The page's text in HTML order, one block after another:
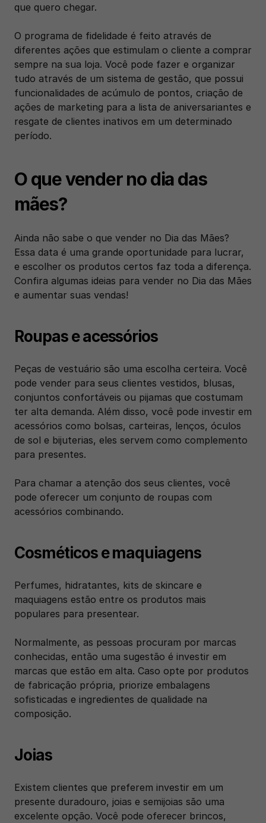
que quero chegar.
O programa de fidelidade é feito através de
diferentes ações que estimulam o cliente a comprar
sempre na sua loja. Você pode fazer e organizar
tudo através de um sistema de gestão, que possui
funcionalidades de acúmulo de pontos, criação de
ações de marketing para a lista de aniversariantes e
resgate de clientes inativos em um determinado
período.
O que vender no dia das
mães?
Ainda não sabe o que vender no Dia das Mães?
Essa data é uma grande oportunidade para lucrar,
e escolher os produtos certos faz toda a diferença.
Confira algumas ideias para vender no Dia das Mães
e aumentar suas vendas!
Roupas e acessórios
Peças de vestuário são uma escolha certeira. Você
pode vender para seus clientes vestidos, blusas,
conjuntos confortáveis ou pijamas que costumam
ter alta demanda. Além disso, você pode investir em
acessórios como bolsas, carteiras, lenços, óculos
de sol e bijuterias, eles servem como complemento
para presentes.
Para chamar a atenção dos seus clientes, você
pode oferecer um conjunto de roupas com
acessórios combinando.
Cosméticos e maquiagens
Perfumes, hidratantes, kits de skincare e
maquiagens estão entre os produtos mais
populares para presentear.
Normalmente, as pessoas procuram por marcas
conhecidas, então uma sugestão é investir em
marcas que estão em alta. Caso opte por produtos
de fabricação própria, priorize embalagens
sofisticadas e ingredientes de qualidade na
composição.
Joias
Existem clientes que preferem investir em um
presente duradouro, joias e semijoias são uma
excelente opção. Você pode oferecer brincos,